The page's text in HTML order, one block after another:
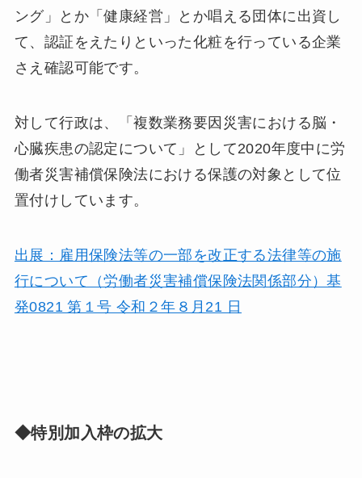
ング」とか「健康経営」とか唱える団体に出資し
て、認証をえたりといった化粧を行っている企業
さえ確認可能です。
対して行政は、「複数業務要因災害における脳・
心臓疾患の認定について」として2020年度中に労
働者災害補償保険法における保護の対象として位
置付けしています。
出展：雇用保険法等の一部を改正する法律等の施
行について（労働者災害補償保険法関係部分）基
発0821 第１号 令和２年８月21 日
◆特別加入枠の拡大